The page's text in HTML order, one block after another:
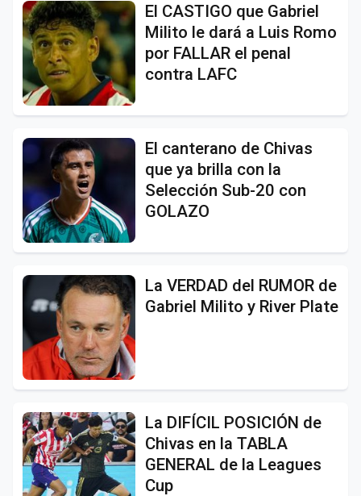
El CASTIGO que Gabriel
Milito le dará a Luis Romo
por FALLAR el penal
contra LAFC
El canterano de Chivas
que ya brilla con la
Selección Sub-20 con
GOLAZO
La VERDAD del RUMOR de
Gabriel Milito y River Plate
La DIFÍCIL POSICIÓN de
Chivas en la TABLA
GENERAL de la Leagues
Cup